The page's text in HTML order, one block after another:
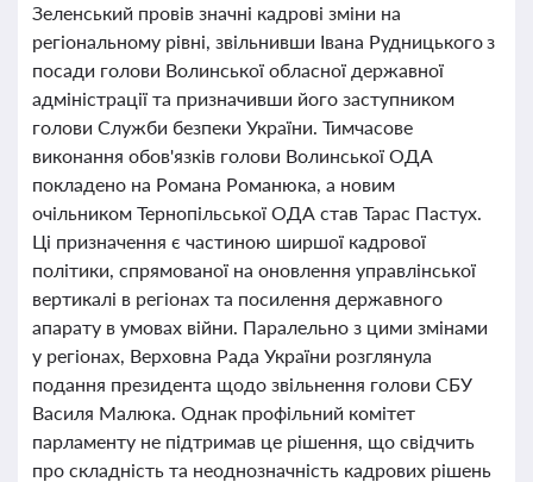
Зеленський провів значні кадрові зміни на
регіональному рівні, звільнивши Івана Рудницького з
посади голови Волинської обласної державної
адміністрації та призначивши його заступником
голови Служби безпеки України. Тимчасове
виконання обов'язків голови Волинської ОДА
покладено на Романа Романюка, а новим
очільником Тернопільської ОДА став Тарас Пастух.
Ці призначення є частиною ширшої кадрової
політики, спрямованої на оновлення управлінської
вертикалі в регіонах та посилення державного
апарату в умовах війни. Паралельно з цими змінами
у регіонах, Верховна Рада України розглянула
подання президента щодо звільнення голови СБУ
Василя Малюка. Однак профільний комітет
парламенту не підтримав це рішення, що свідчить
про складність та неоднозначність кадрових рішень